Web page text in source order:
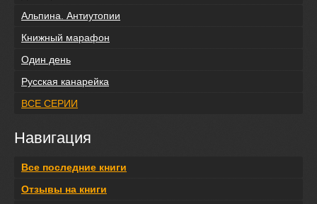
Альпина. Антиутопии
Книжный марафон
Один день
Русская канарейка
ВСЕ СЕРИИ
Навигация
Все последние книги
Отзывы на книги